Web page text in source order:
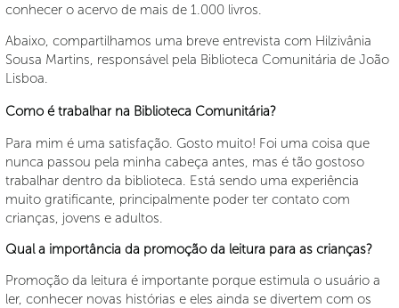
conhecer o acervo de mais de 1.000 livros.
Abaixo, compartilhamos uma breve entrevista com Hilzivânia
Sousa Martins, responsável pela Biblioteca Comunitária de João
Lisboa.
Como é trabalhar na Biblioteca Comunitária?
Para mim é uma satisfação. Gosto muito! Foi uma coisa que
nunca passou pela minha cabeça antes, mas é tão gostoso
trabalhar dentro da biblioteca. Está sendo uma experiência
muito gratificante, principalmente poder ter contato com
crianças, jovens e adultos.
Qual a importância da promoção da leitura para as crianças?
Promoção da leitura é importante porque estimula o usuário a
ler, conhecer novas histórias e eles ainda se divertem com os